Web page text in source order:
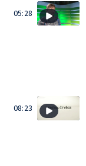
05:28
08:23